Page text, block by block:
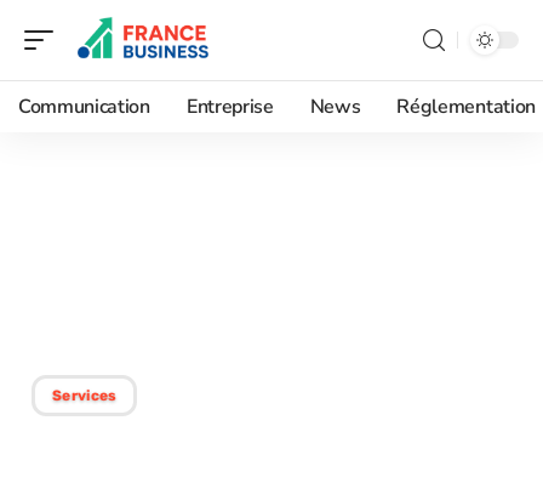
Communication Entreprise News Réglementation
Services